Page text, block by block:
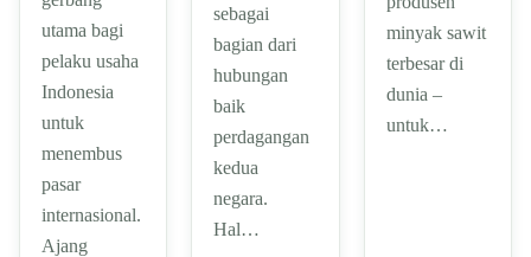
utama bagi
pelaku usaha
Indonesia
untuk
menembus
pasar
internasional.
Ajang
sebagai
bagian dari
hubungan
baik
perdagangan
kedua
negara.
Hal…
minyak sawit
terbesar di
dunia –
untuk…